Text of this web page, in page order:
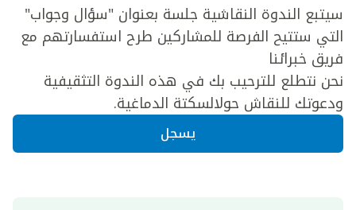
سيتبع الندوة النقاشية جلسة بعنوان "سؤال وجواب"
التي ستتيح الفرصة للمشاركين طرح استفسارتهم مع
فريق خبرائنا
نحن نتطلع للترحيب بك في هذه الندوة التثقيفية
ودعوتك للنقاش حولالسكتة الدماغية.
يسجل